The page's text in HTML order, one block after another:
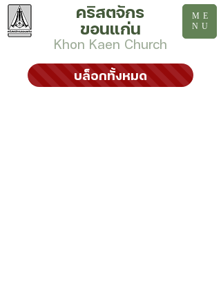
ME
NU
คริสตจักร
ขอนแก่น
Khon Kaen Church
บล็อกทั้งหมด